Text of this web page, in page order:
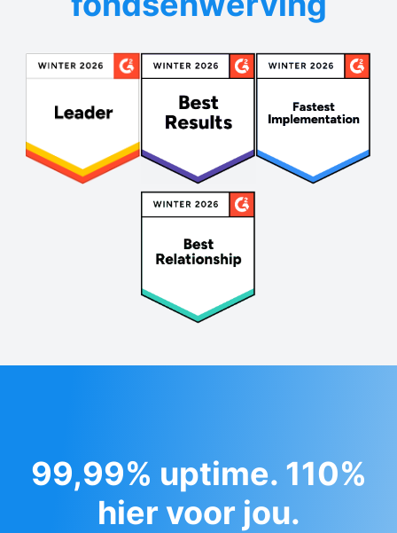
99,99% uptime. 110%
hier voor jou.